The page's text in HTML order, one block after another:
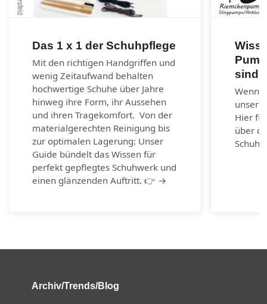
Das 1 x 1 der Schuhpflege
Mit den richtigen Handgriffen und
wenig Zeitaufwand behalten
hochwertige Schuhe über Jahre
hinweg ihre Form, ihr Aussehen
und ihren Tragekomfort. Von der
materialgerechten Reinigung bis
zur optimalen Lagerung: Unser
Guide bündelt das Wissen für
perfekt gepflegtes Schuhwerk und
einen glänzenden Auftritt. 👉 →
sind?
Wenn
Hier
über
Archiv/Trends/Blog